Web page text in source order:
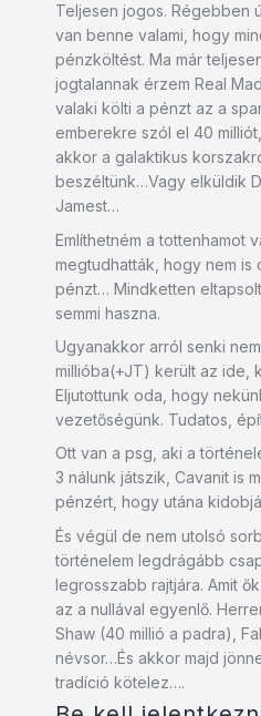
Teljesen jogos. Régebben
van benne valami, hogy
pénzköltést. Ma már
jogtalannak érzem Real
valaki költi a pénzt az a
emberekre szól el 40
akkor a galaktikus
beszéltünk…Vagy elküldik
Jamest…
Említhetném a tottenhamot
megtudhatták, hogy nem is
pénzt… Mindketten
semmi haszna.
Ugyanakkor arról senki
millióba(+JT) került az ide,
Eljutottunk oda, hogy
vezetőségünk. Tudatos,
Ott van a psg, aki a
3 nálunk játszik, Cavanit is
pénzért, hogy utána
És végül de nem utolsó
történelem legdrágább
legrosszabb rajtjára. Amit
az a nullával egyenlő.
Shaw (40 millió a padra),
névsor…És akkor majd
tradíció kötelez….